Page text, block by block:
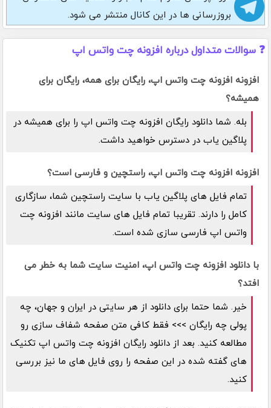
بروزرسانی ها در این کانال منتشر می شود.
❓ سوالات متداول درباره افزونه چت واتس اپ
افزونه افزونه چت واتس اپ، رایگان برای همه، رایگان برای
همیشه؟
بله. شما دانلود رایگان افزونه چت واتس اپ را برای همیشه در
پلاگین یاب در دسترس خواهید داشت.
افزونه افزونه چت واتس اپ، راستچین و فارسی است؟
تمام فایل های پلاگین یاب با سایت راستچین شما، سازگاری
کامل را دارند. تقریبا تمام فایل های سایت مانند افزونه چت
واتس اپ فارسی سازی شده است.
با دانلود افزونه چت واتس اپ، امنیت سایت شما به خطر می
افتد؟
خیر. شما حتما برای دانلود از هر سایتی در ایران و جهان، چه
پولی چه رایگان >>> فقط کافی متن صفحه شفاف سازی رو
مطالعه کنید. بعد از دانلود رایگان افزونه چت واتس اپ تکنیک
های گفته شده در این صفحه را روی فایل های ما نیز بررسی
کنید.